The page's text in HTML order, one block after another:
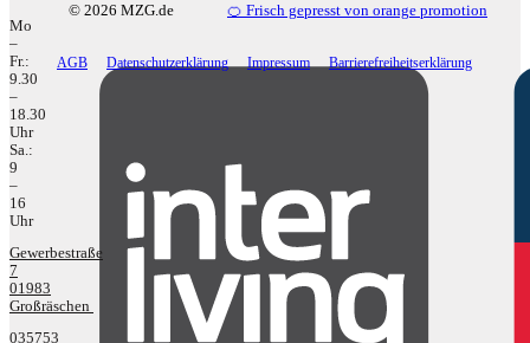
Mo
–
Fr.:
9.30
–
18.30
Uhr
Sa.:
9
–
16
Uhr
Gewerbestraße
7
01983
Großräschen
035753
© 2026 MZG.de
AGB Datenschutzerklärung Impressum Barrierefreiheitserklärung
🍊 Frisch gepresst von orange promotion